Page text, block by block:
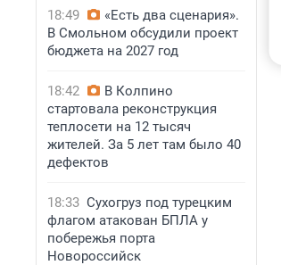
18:49
«Есть два сценария».
В Смольном обсудили проект
бюджета на 2027 год
18:42
В Колпино
стартовала реконструкция
теплосети на 12 тысяч
жителей. За 5 лет там было 40
дефектов
18:33 Сухогруз под турецким
флагом атакован БПЛА у
побережья порта
Новороссийск